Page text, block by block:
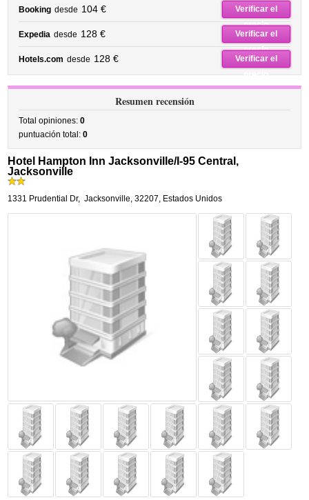
Booking desde 104 €
Verificar el
precio
Expedia desde 128 €
Verificar el
precio
Hotels.com desde 128 €
Verificar el
precio
Resumen recensión
Total opiniones:0
puntuación total:0
Hotel Hampton Inn Jacksonville/I-95 Central,
Jacksonville
1331 Prudential Dr, Jacksonville,32207, Estados Unidos